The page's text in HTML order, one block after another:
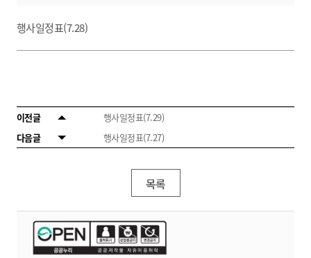
행사일정표(7.28)
이전글
행사일정표(7.29)
다음글
행사일정표(7.27)
목록